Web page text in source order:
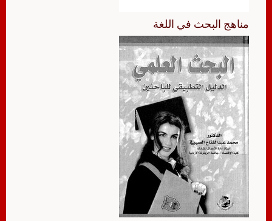
مناهج البحث في اللغة